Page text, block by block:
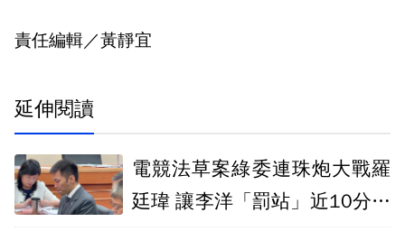
責任編輯／黃靜宜
延伸閱讀
電競法草案綠委連珠炮大戰羅
廷瑋 讓李洋「罰站」近10分鐘